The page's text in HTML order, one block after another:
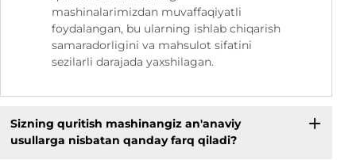
mashinalarimizdan muvaffaqiyatli
foydalangan, bu ularning ishlab chiqarish
samaradorligini va mahsulot sifatini
sezilarli darajada yaxshilagan.
Sizning quritish mashinangiz an'anaviy
usullarga nisbatan qanday farq qiladi?